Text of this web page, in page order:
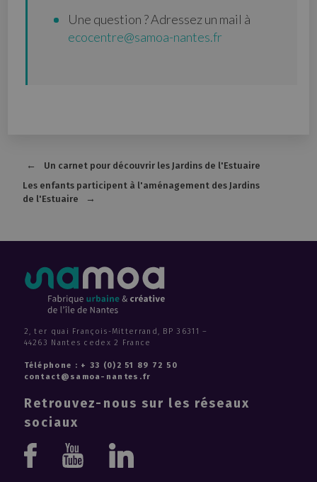
Une question ? Adressez un mail à
ecocentre@samoa-nantes.fr
Un carnet pour découvrir les Jardins de l'Estuaire
Les enfants participent à l'aménagement des Jardins
de l'Estuaire
2, ter quai François-Mitterrand, BP 36311 –
44263 Nantes cedex 2 France
Téléphone : + 33 (0)2 51 89 72 50
contact@samoa-nantes.fr
Retrouvez-nous sur les réseaux
sociaux
YoutubeLinkedin